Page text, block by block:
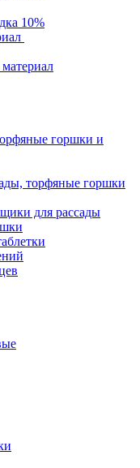
10%
горшки и
торфяные горшки
для рассады